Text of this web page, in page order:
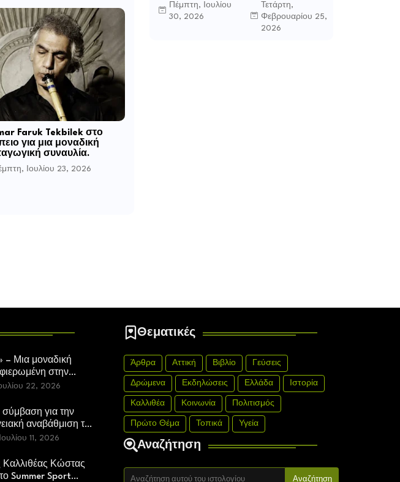
Faruk Tekbilek στο
για μια μοναδική
συναυλία.
Ιουλίου 23, 2026
Επίμετρο το
αστυνομικό
Πέμπτη, Ιουλίου
30, 2026
Αθανάσιου
Δαββέτα «Πολύ
σας αγαπήσαμε»
Τετάρτη,
Φεβρουαρίου 25,
2026
– Μια μοναδική
στην
Δήμο Καλλιθέας
22, 2026
για την
αναβάθμιση του
Κέντρου «Μελίνα
11, 2026
Κώστας
Summer Sport
Θεματικές
Άρθρα Αττική Βιβλίο Γεύσεις
Δρώμενα Εκδηλώσεις Ελλάδα Ιστορία
Καλλιθέα Κοινωνία Πολιτισμός
Πρώτο Θέμα Τοπικά Υγεία
Αναζήτηση